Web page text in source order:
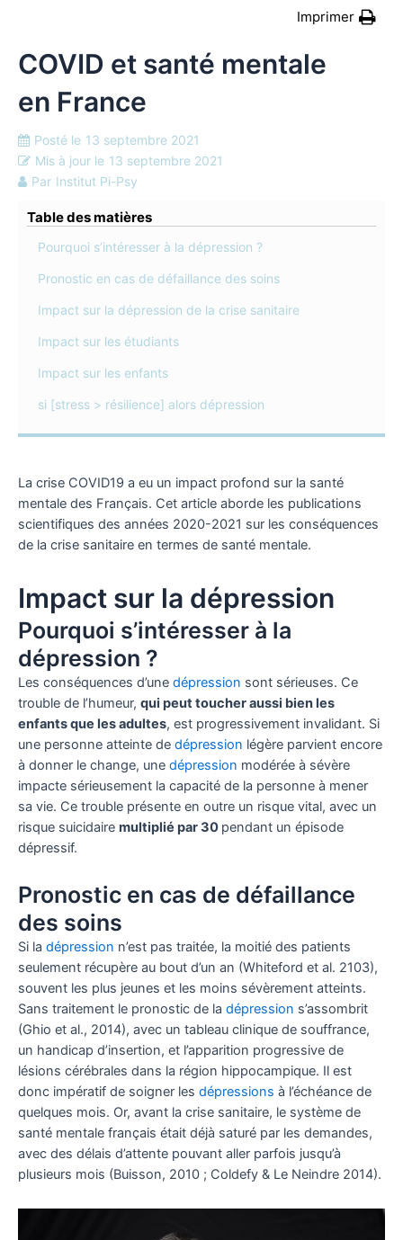
Imprimer
COVID et santé mentale
en France
Posté le 13 septembre 2021
Mis à jour le 13 septembre 2021
Par Institut Pi-Psy
Table des matières
Pourquoi s’intéresser à la dépression ?
Pronostic en cas de défaillance des soins
Impact sur la dépression de la crise sanitaire
Impact sur les étudiants
Impact sur les enfants
si [stress > résilience] alors dépression
La crise COVID19 a eu un impact profond sur la santé
mentale des Français. Cet article aborde les publications
scientifiques des années 2020-2021 sur les conséquences
de la crise sanitaire en termes de santé mentale.
Impact sur la dépression
Pourquoi s’intéresser à la
dépression ?
Les conséquences d’une dépression sont sérieuses. Ce
trouble de l’humeur, qui peut toucher aussi bien les
enfants que les adultes, est progressivement invalidant. Si
une personne atteinte de dépression légère parvient encore
à donner le change, une dépression modérée à sévère
impacte sérieusement la capacité de la personne à mener
sa vie. Ce trouble présente en outre un risque vital, avec un
risque suicidaire multiplié par 30 pendant un épisode
dépressif.
Pronostic en cas de défaillance
des soins
Si la dépression n’est pas traitée, la moitié des patients
seulement récupère au bout d’un an (Whiteford et al. 2103),
souvent les plus jeunes et les moins sévèrement atteints.
Sans traitement le pronostic de la dépression s’assombrit
(Ghio et al., 2014), avec un tableau clinique de souffrance,
un handicap d’insertion, et l’apparition progressive de
lésions cérébrales dans la région hippocampique. Il est
donc impératif de soigner les dépressions à l’échéance de
quelques mois. Or, avant la crise sanitaire, le système de
santé mentale français était déjà saturé par les demandes,
avec des délais d’attente pouvant aller parfois jusqu’à
plusieurs mois (Buisson, 2010 ; Coldefy & Le Neindre 2014).